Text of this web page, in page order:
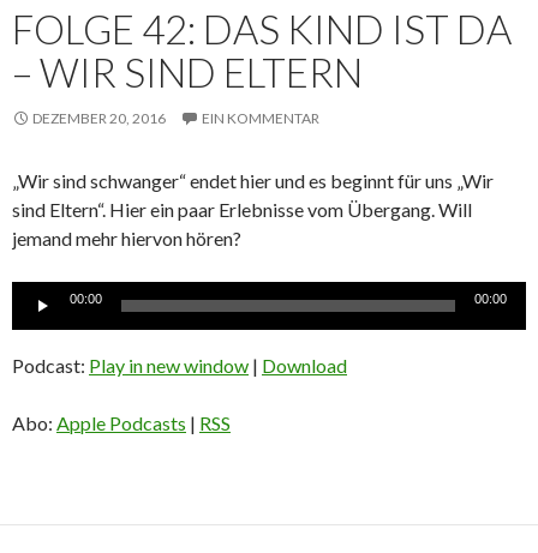
FOLGE 42: DAS KIND IST DA
– WIR SIND ELTERN
DEZEMBER 20, 2016 EIN KOMMENTAR
„Wir sind schwanger“ endet hier und es beginnt für uns „Wir
sind Eltern“. Hier ein paar Erlebnisse vom Übergang. Will
jemand mehr hiervon hören?
Audio-
00:00 00:00
Podcast: Play in new window | Download
Abo: Apple Podcasts | RSS